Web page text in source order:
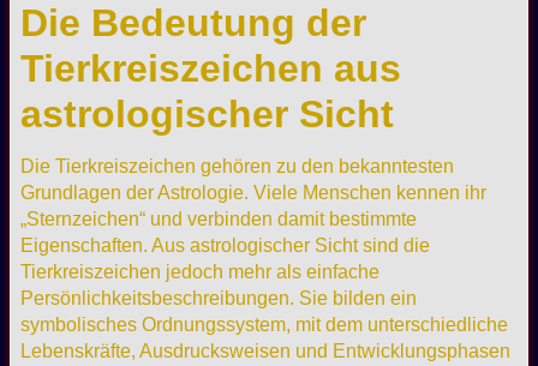
Die Bedeutung der
Tierkreiszeichen aus
astrologischer Sicht
Die Tierkreiszeichen gehören zu den bekanntesten
Grundlagen der Astrologie. Viele Menschen kennen ihr
„Sternzeichen“ und verbinden damit bestimmte
Eigenschaften. Aus astrologischer Sicht sind die
Tierkreiszeichen jedoch mehr als einfache
Persönlichkeitsbeschreibungen. Sie bilden ein
symbolisches Ordnungssystem, mit dem unterschiedliche
Lebenskräfte, Ausdrucksweisen und Entwicklungsphasen